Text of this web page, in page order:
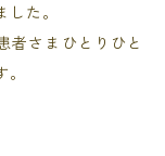
た。
者さまひとりひと